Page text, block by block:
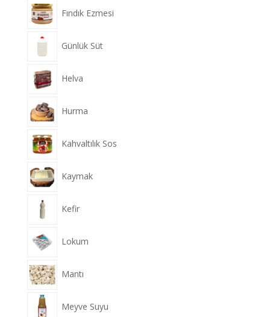
Fındık Ezmesi
Günlük Süt
Helva
Hurma
Kahvaltılık Sos
Kaymak
Kefir
Lokum
Mantı
Meyve Suyu